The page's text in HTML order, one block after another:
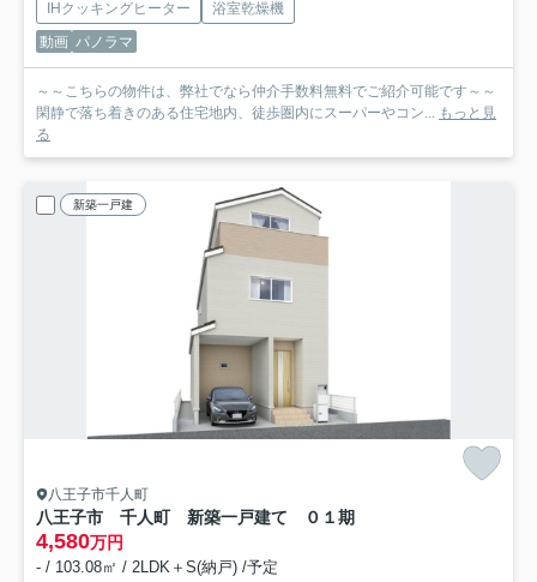
IHクッキングヒーター
浴室乾燥機
動画 パノラマ
～～こちらの物件は、弊社でなら仲介手数料無料でご紹介可能です～～
閑静で落ち着きのある住宅地内、徒歩圏内にスーパーやコン...
もっと見
る
新築一戸建
八王子市千人町
八王子市 千人町 新築一戸建て ０１期
4,580万円
- / 103.08㎡ / 2LDK＋S(納戸) /予定